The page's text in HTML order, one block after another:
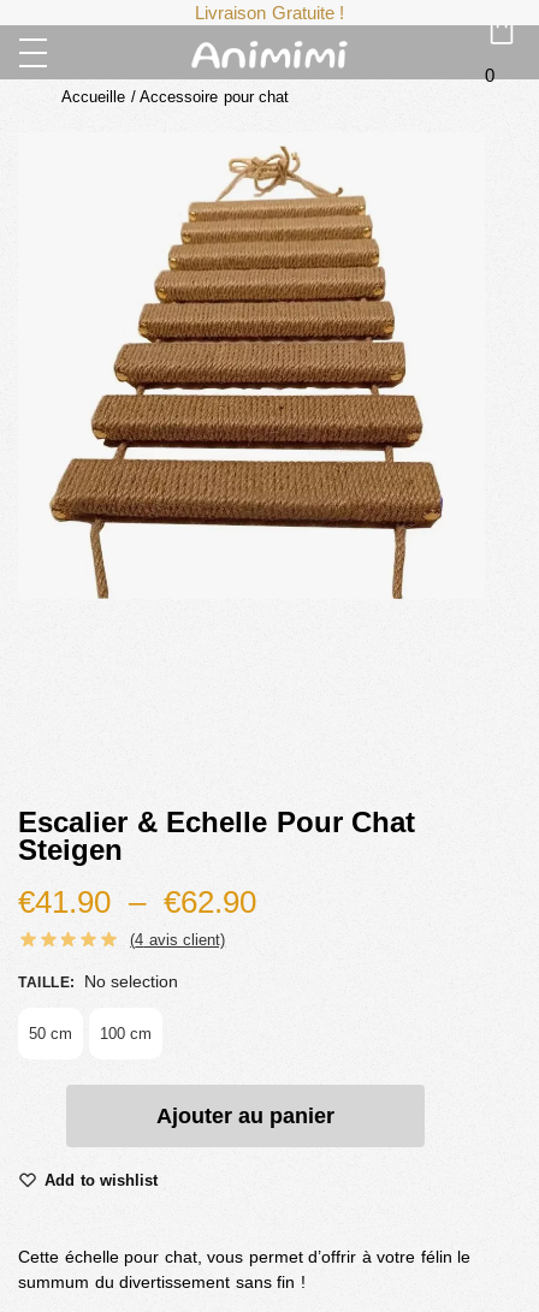
Livraison Gratuite !
0
Accueille / Accessoire pour chat
Escalier & Echelle Pour Chat
Steigen
€41.90 – €62.90
(4 avis client)
TAILLE: No selection
50 cm 100 cm
Ajouter au panier
Add to wishlist
Cette échelle pour chat, vous permet d’offrir à votre félin le
summum du divertissement sans fin !